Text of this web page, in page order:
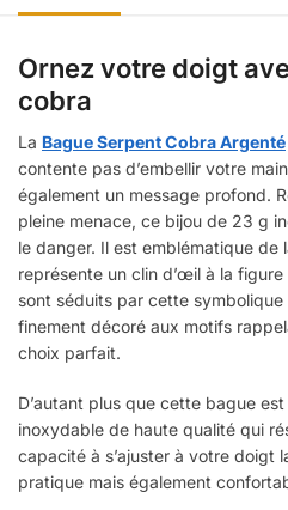
Ornez votre doigt
cobra
La Bague Serpent Cobra Argenté
contente pas d’embellir votre
également un message profond.
pleine menace, ce bijou de 23 g
le danger. Il est emblématique de
représente un clin d’œil à la
sont séduits par cette
finement décoré aux motifs
choix parfait.
D’autant plus que cette bague
inoxydable de haute qualité qui
capacité à s’ajuster à votre doigt
pratique mais également